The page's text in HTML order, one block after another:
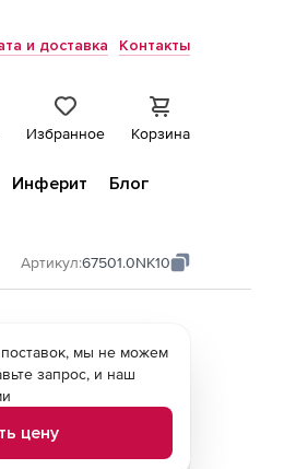
и доставка Контакты
Избранное Корзина
Инферит
Блог
Артикул:67501.0NK10
мы не можем
запрос, и наш
цену